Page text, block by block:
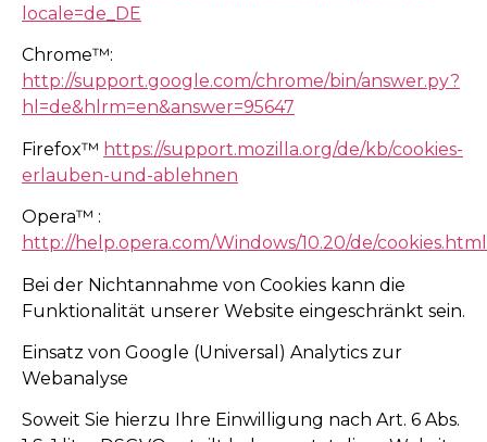
locale=de_DE
Chrome™:
http://support.google.com/chrome/bin/answer.py?
hl=de&hlrm=en&answer=95647
Firefox™ https://support.mozilla.org/de/kb/cookies-
erlauben-und-ablehnen
Opera™ :
http://help.opera.com/Windows/10.20/de/cookies.html
Bei der Nichtannahme von Cookies kann die
Funktionalität unserer Website eingeschränkt sein.
Einsatz von Google (Universal) Analytics zur
Webanalyse
Soweit Sie hierzu Ihre Einwilligung nach Art. 6 Abs.